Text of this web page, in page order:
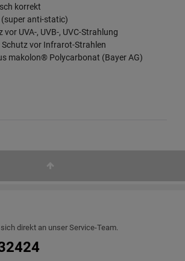
korrekt
anti-static)
vor UVA-, UVB-, UVC-Strahlung
vor Infrarot-Strahlen
makolon® Polycarbonat (Bayer AG)
direkt an unser Service-Team.